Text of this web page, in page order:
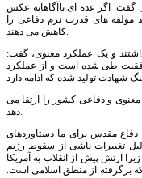
اگر عده ای ناآگاهانه عکس
مولفه های قدرت نرم دفاعی را
کاهش می دهند.
و یک عملکرد معنوی، گفت:
طی شده است و از عملکرد
و دفاعی کشور را ارتقا می
دهد.
دفاع مقدس برای ما دستاوردهای
تغییرات ناشی از سقوط رژیم
ارتش پیش از انقلاب به آمریکا
برگرفته از منطق اسلامی است.